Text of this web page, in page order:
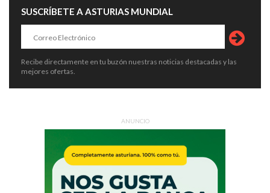
SUSCRÍBETE A ASTURIAS MUNDIAL
Recibe directamente en tu buzón nuestras noticias destacadas y las
mejores ofertas.
ANUNCIO